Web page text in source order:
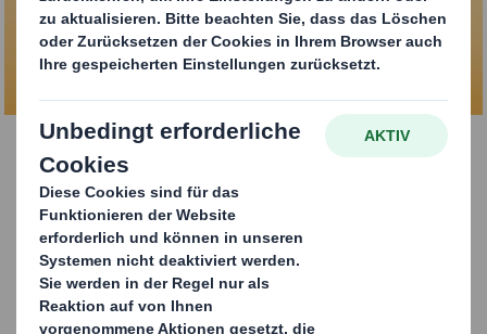
KONTAKTIEREN SIE UNS
Manuelle
Verdecklungslösung
„Rapid Lid“